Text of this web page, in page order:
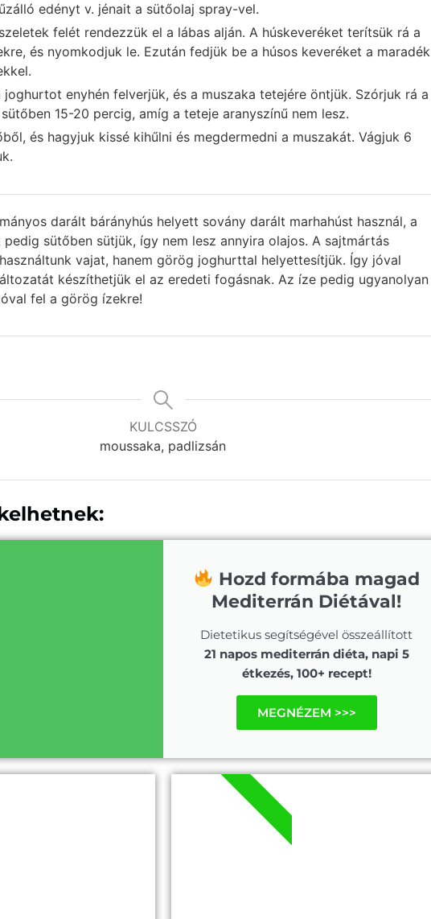
edényt v. jénait a sütőolaj spray-vel.
felét rendezzük el a lábas alján. A húskeveréket terítsük rá a
és nyomkodjuk le. Ezután fedjük be a húsos keveréket a maradék
enyhén felverjük, és a muszaka tetejére öntjük. Szórjuk rá a
15-20 percig, amíg a teteje aranyszínű nem lesz.
és hagyjuk kissé kihűlni és megdermedni a muszakát. Vágjuk 6
darált bárányhús helyett sovány darált marhahúst használ, a
sütőben sütjük, így nem lesz annyira olajos. A sajtmártás
vajat, hanem görög joghurttal helyettesítjük. Így jóval
készíthetjük el az eredeti fogásnak. Az íze pedig ugyanolyan
fel a görög ízekre!
KULCSSZÓ
moussaka, padlizsán
Hozd formába magad
Mediterrán Diétával!
Dietetikus segítségével összeállított
21 napos mediterrán diéta, napi 5
étkezés, 100+ recept!
MEGNÉZEM >>>
.PDF